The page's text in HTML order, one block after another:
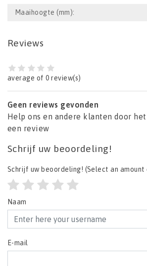
Maaihoogte (mm):
Reviews
average of 0 review(s)
Geen reviews gevonden
Help ons en andere klanten door
een review
Schrijf uw beoordeling!
Schrijf uw beoordeling! (Select an
Naam
E-mail